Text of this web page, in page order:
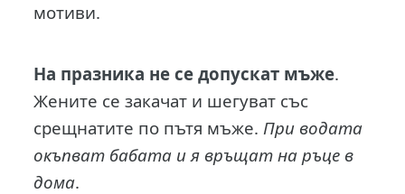
мотиви.
На празника не се допускат мъже.
Жените се закачат и шегуват със
срещнатите по пътя мъже. При водата
окъпват бабата и я връщат на ръце в
дома.